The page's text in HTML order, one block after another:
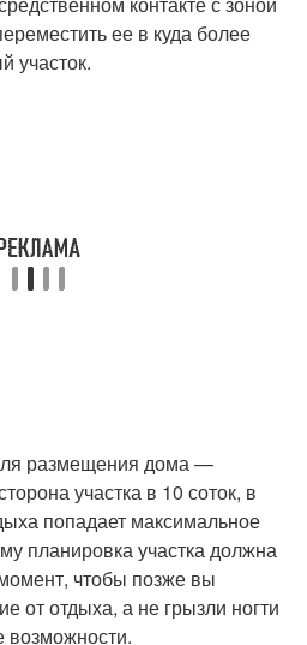
ее в куда более
участок.
размещения дома —
участка в 10 соток, в
попадает максимальное
планировка участка должна
чтобы позже вы
от отдыха, а не грызли ногти